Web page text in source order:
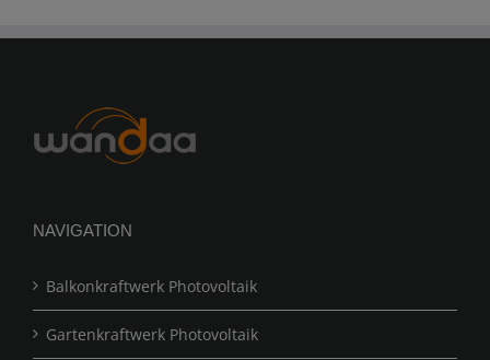
NAVIGATION
Balkonkraftwerk Photovoltaik
Gartenkraftwerk Photovoltaik